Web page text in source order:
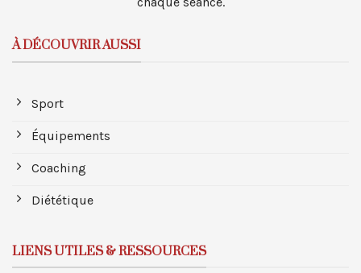
À DÉCOUVRIR AUSSI
Sport
Équipements
Coaching
Diététique
LIENS UTILES & RESSOURCES